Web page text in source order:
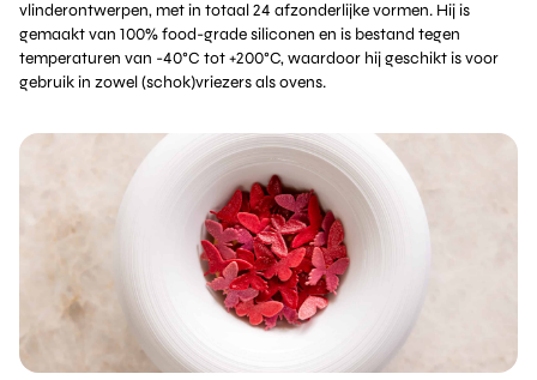
vlinderontwerpen, met in totaal 24 afzonderlijke vormen. Hij is
gemaakt van 100% food-grade siliconen en is bestand tegen
temperaturen van -40°C tot +200°C, waardoor hij geschikt is voor
gebruik in zowel (schok)vriezers als ovens.